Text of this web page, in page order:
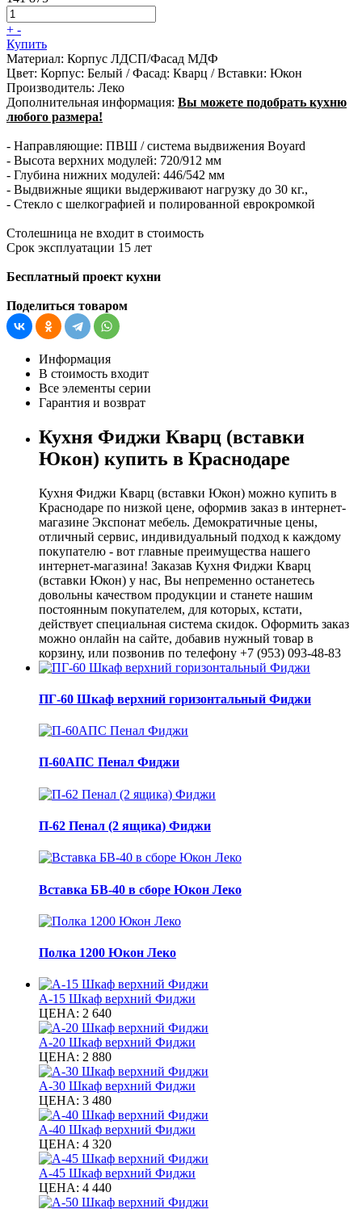
+ -
Купить
Материал: Корпус ЛДСП/Фасад МДФ
Цвет: Корпус: Белый / Фасад: Кварц / Вставки: Юкон
Производитель: Леко
Дополнительная информация: Вы можете подобрать кухню
любого размера!
- Направляющие: ПВШ / система выдвижения Boyard
- Высота верхних модулей: 720/912 мм
- Глубина нижних модулей: 446/542 мм
- Выдвижные ящики выдерживают нагрузку до 30 кг.,
- Стекло с шелкографией и полированной еврокромкой
Столешница не входит в стоимость
Срок эксплуатации 15 лет
Бесплатный проект кухни
Поделиться товаром
Информация
В стоимость входит
Все элементы серии
Гарантия и возврат
Кухня Фиджи Кварц (вставки
Юкон) купить в Краснодаре
Кухня Фиджи Кварц (вставки Юкон) можно купить в
Краснодаре по низкой цене, оформив заказ в интернет-
магазине Экспонат мебель. Демократичные цены,
отличный сервис, индивидуальный подход к каждому
покупателю - вот главные преимущества нашего
интернет-магазина! Заказав Кухня Фиджи Кварц
(вставки Юкон) у нас, Вы непременно останетесь
довольны качеством продукции и станете нашим
постоянным покупателем, для которых, кстати,
действует специальная система скидок. Оформить заказ
можно онлайн на сайте, добавив нужный товар в
корзину, или позвонив по телефону +7 (953) 093-48-83
ПГ-60 Шкаф верхний горизонтальный Фиджи
П-60АПС Пенал Фиджи
П-62 Пенал (2 ящика) Фиджи
Вставка БВ-40 в сборе Юкон Леко
Полка 1200 Юкон Леко
А-15 Шкаф верхний Фиджи
ЦЕНА: 2 640
А-20 Шкаф верхний Фиджи
ЦЕНА: 2 880
А-30 Шкаф верхний Фиджи
ЦЕНА: 3 480
А-40 Шкаф верхний Фиджи
ЦЕНА: 4 320
А-45 Шкаф верхний Фиджи
ЦЕНА: 4 440